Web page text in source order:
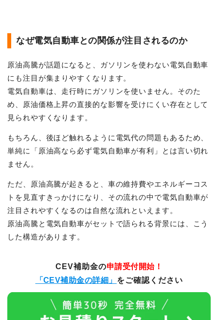
なぜ電気自動車との関係が注目されるのか
原油高騰が話題になると、ガソリンを使わない電気自動車
にも注目が集まりやすくなります。
電気自動車は、走行時にガソリンを使いません。そのた
め、原油価格上昇の直接的な影響を受けにくい存在として
見られやすくなります。
もちろん、後ほど触れるように電気代の問題もあるため、
単純に「原油高なら必ず電気自動車が有利」とは言い切れ
ません。
ただ、原油高騰が起きると、車の維持費やエネルギーコス
トを見直すきっかけになり、その流れの中で電気自動車が
注目されやすくなるのは自然な流れといえます。
原油高騰と電気自動車がセットで語られる背景には、こう
した構造があります。
CEV補助金の申請受付開始！
「CEV補助金の詳細」 をご確認ください